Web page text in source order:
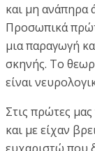
και μη ανάπηρα
Προσωπικά
μια παραγωγή
σκηνής. Το
είναι
Στις πρώτες
και με είχαν